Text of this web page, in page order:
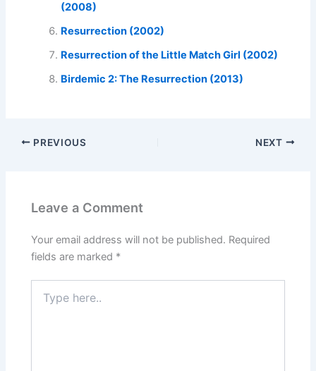
(2008)
Resurrection (2002)
Resurrection of the Little Match Girl (2002)
Birdemic 2: The Resurrection (2013)
PREVIOUS NEXT
Leave a Comment
Your email address will not be published. Required
fields are marked *
here..